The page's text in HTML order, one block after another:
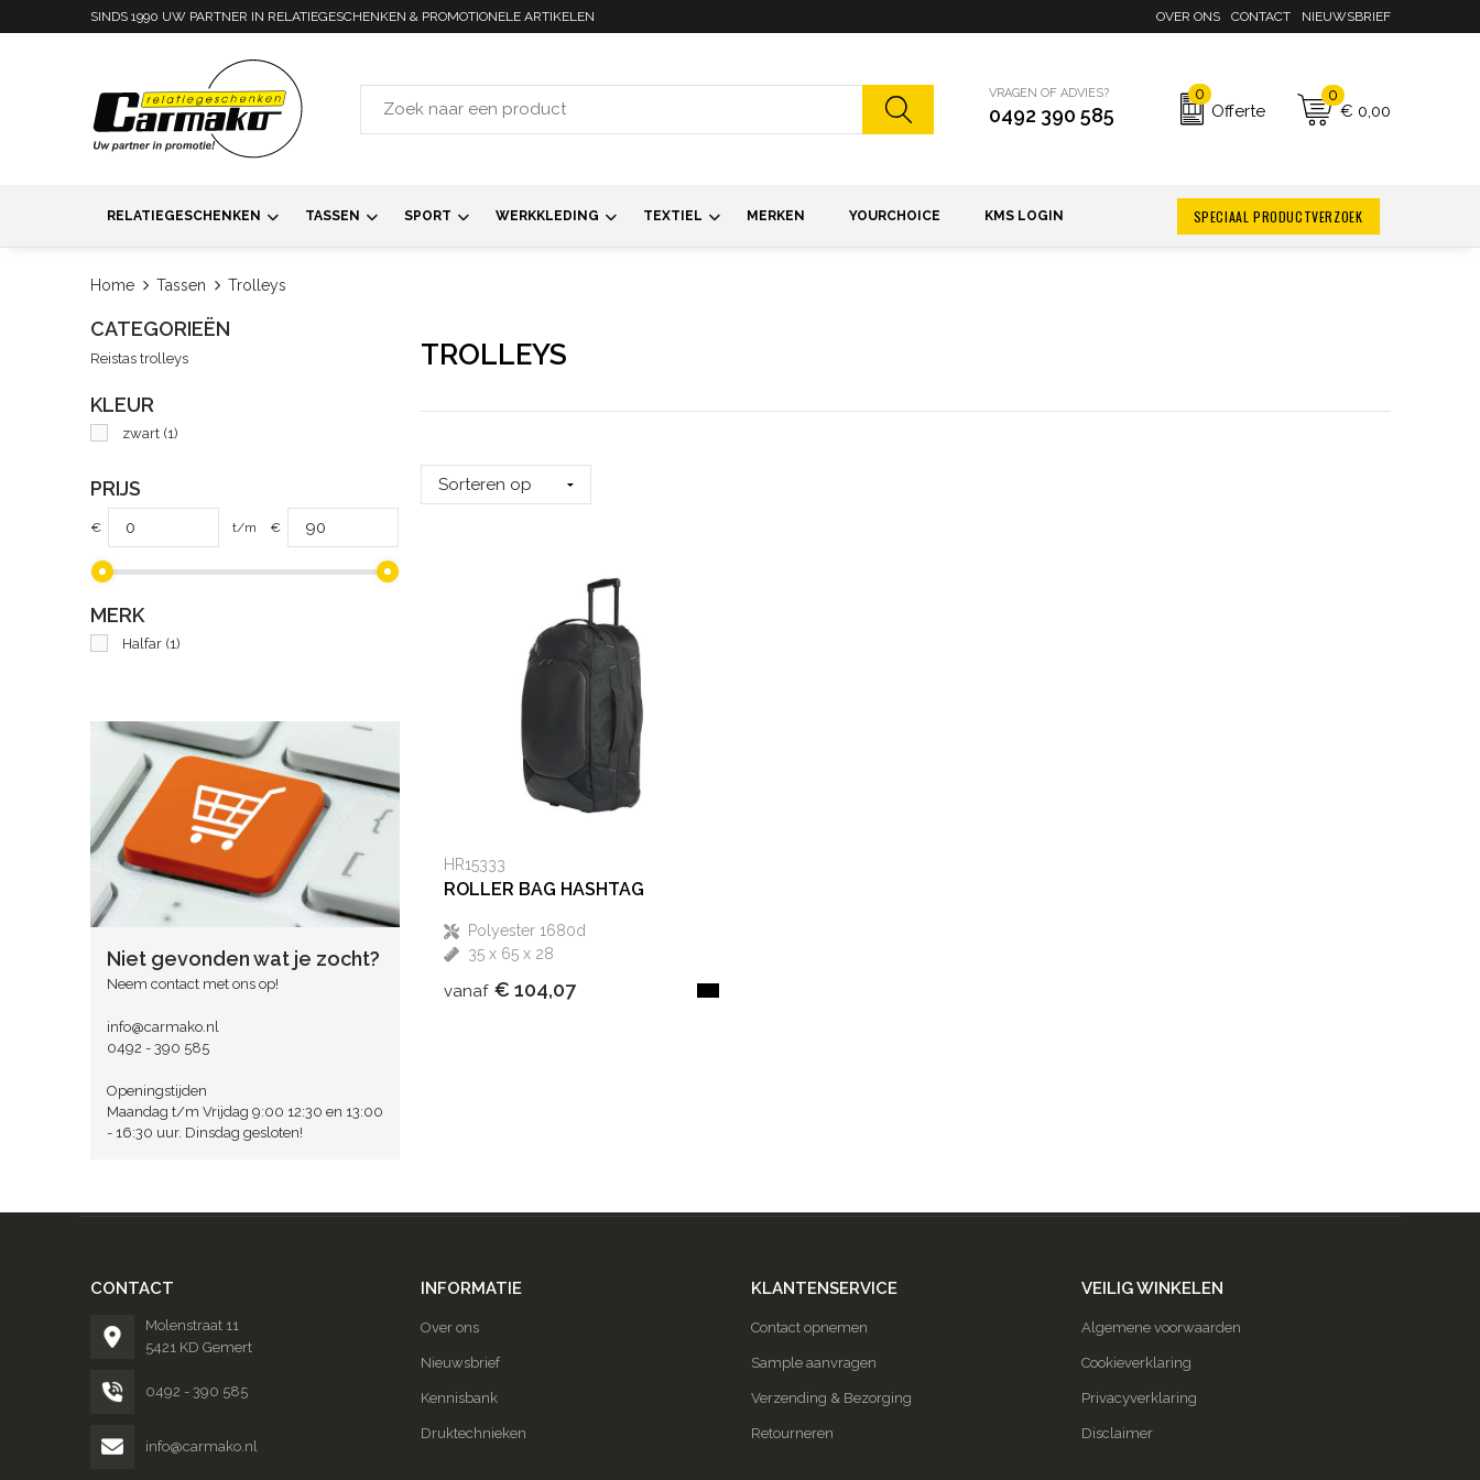
SINDS 1990 UW PARTNER IN RELATIEGESCHENKEN & PROMOTIONELE ARTIKELEN OVER ONS CONTACT NIEUWSBRIEF
VRAGEN OF ADVIES?
0492 390 585
0
Offerte
0
€ 0,00
RELATIEGESCHENKEN TASSEN SPORT WERKKLEDING TEXTIEL MERKEN YOURCHOICE KMS LOGIN SPECIAAL PRODUCTVERZOEK
Home Tassen Trolleys
CATEGORIEËN
Reistas trolleys
KLEUR
zwart (1)
PRIJS
€ t/m €
MERK
Halfar (1)
Niet gevonden wat je zocht?
Neem contact met ons op!
info@carmako.nl
0492 - 390 585
Openingstijden
Maandag t/m Vrijdag 9:00 12:30 en 13:00
- 16:30 uur. Dinsdag gesloten!
TROLLEYS
HR15333
ROLLER BAG HASHTAG
Polyester 1680d
35 x 65 x 28
vanaf € 104,07
CONTACT
Molenstraat 11
5421 KD Gemert
0492 - 390 585
info@carmako.nl
INFORMATIE
Over ons
Nieuwsbrief
Kennisbank
Druktechnieken
KLANTENSERVICE
Contact opnemen
Sample aanvragen
Verzending & Bezorging
Retourneren
VEILIG WINKELEN
Algemene voorwaarden
Cookieverklaring
Privacyverklaring
Disclaimer